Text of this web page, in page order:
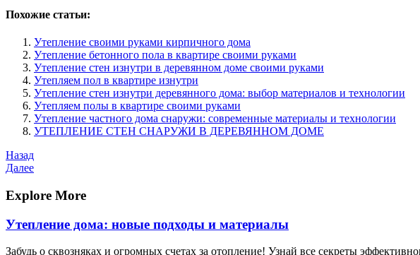
Похожие статьи:
Утепление своими руками кирпичного дома
Утепление бетонного пола в квартире своими руками
Утепление стен изнутри в деревянном доме своими руками
Утепляем пол в квартире изнутри
Утепление стен изнутри деревянного дома: выбор материалов и технологии
Утепляем полы в квартире своими руками
Утепление частного дома снаружи: современные материалы и технологии
УТЕПЛЕНИЕ СТЕН СНАРУЖИ В ДЕРЕВЯННОМ ДОМЕ
Навигация
по
записям
Предыдущая
запись
Назад
Следующая
Далее
Explore More
Утепление дома: новые подходы и материалы
Забудь о сквозняках и огромных счетах за отопление! Узнай все секреты